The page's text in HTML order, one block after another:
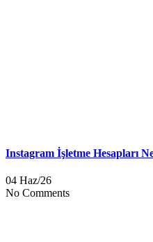
Instagram İşletme Hesapları
04 Haz/26
No Comments